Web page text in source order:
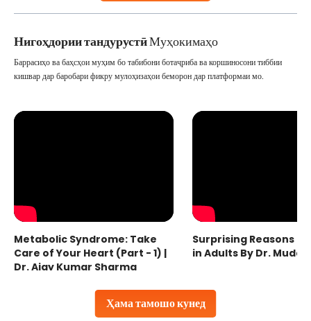
Нигоҳдории тандурустӣМуҳокимаҳо
Ҳама тамошо кунед
Баррасиҳо ва баҳсҳои муҳим бо табибони ботаҷриба ва коршиносони тиббии
кишвар дар баробари фикру мулоҳизаҳои беморон дар платформаи мо.
Metabolic Syndrome: Take
Care of Your Heart (Part - 1) |
Dr. Ajay Kumar Sharma
Surprising Reasons
in Adults By Dr.